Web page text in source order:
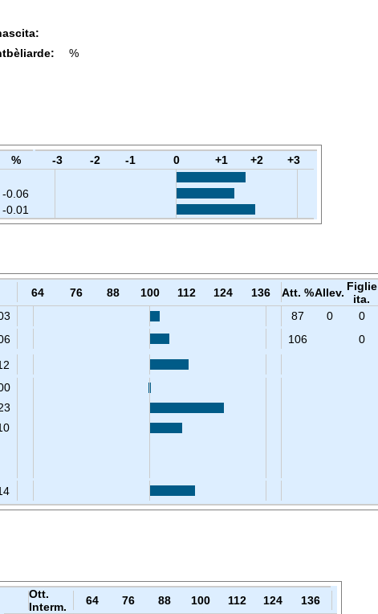
%
% -3 -2 -1 0 +1 +2
+3
-0.06
-0.01
64 76 88 100 112 124 136 Att. %Allev. Figlie
ita.
87 0
0
106 0
Ott.
Interm.
64 76 88 100 112 124
136